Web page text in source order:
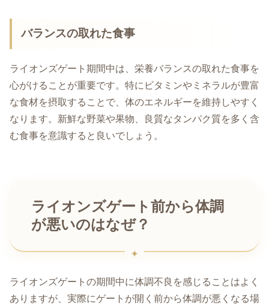
バランスの取れた食事
ライオンズゲート期間中は、栄養バランスの取れた食事を
心がけることが重要です。特にビタミンやミネラルが豊富
な食材を摂取することで、体のエネルギーを維持しやすく
なります。新鮮な野菜や果物、良質なタンパク質を多く含
む食事を意識すると良いでしょう。
ライオンズゲート前から体調
が悪いのはなぜ？
ライオンズゲートの期間中に体調不良を感じることはよく
ありますが、実際にゲートが開く前から体調が悪くなる場